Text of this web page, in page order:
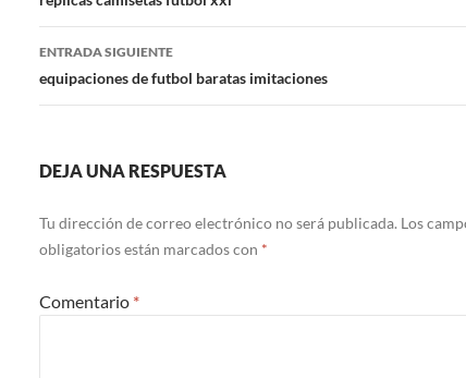
entradas
ENTRADA SIGUIENTE
equipaciones de futbol baratas imitaciones
DEJA UNA RESPUESTA
Tu dirección de correo electrónico no será publicada. Los
obligatorios están marcados con *
Comentario *